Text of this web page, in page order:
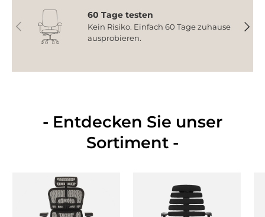
Vorherige
60 Tage testen
Kein Risiko. Einfach 60 Tage zuhause
ausprobieren.
- Entdecken Sie unser
Sortiment -